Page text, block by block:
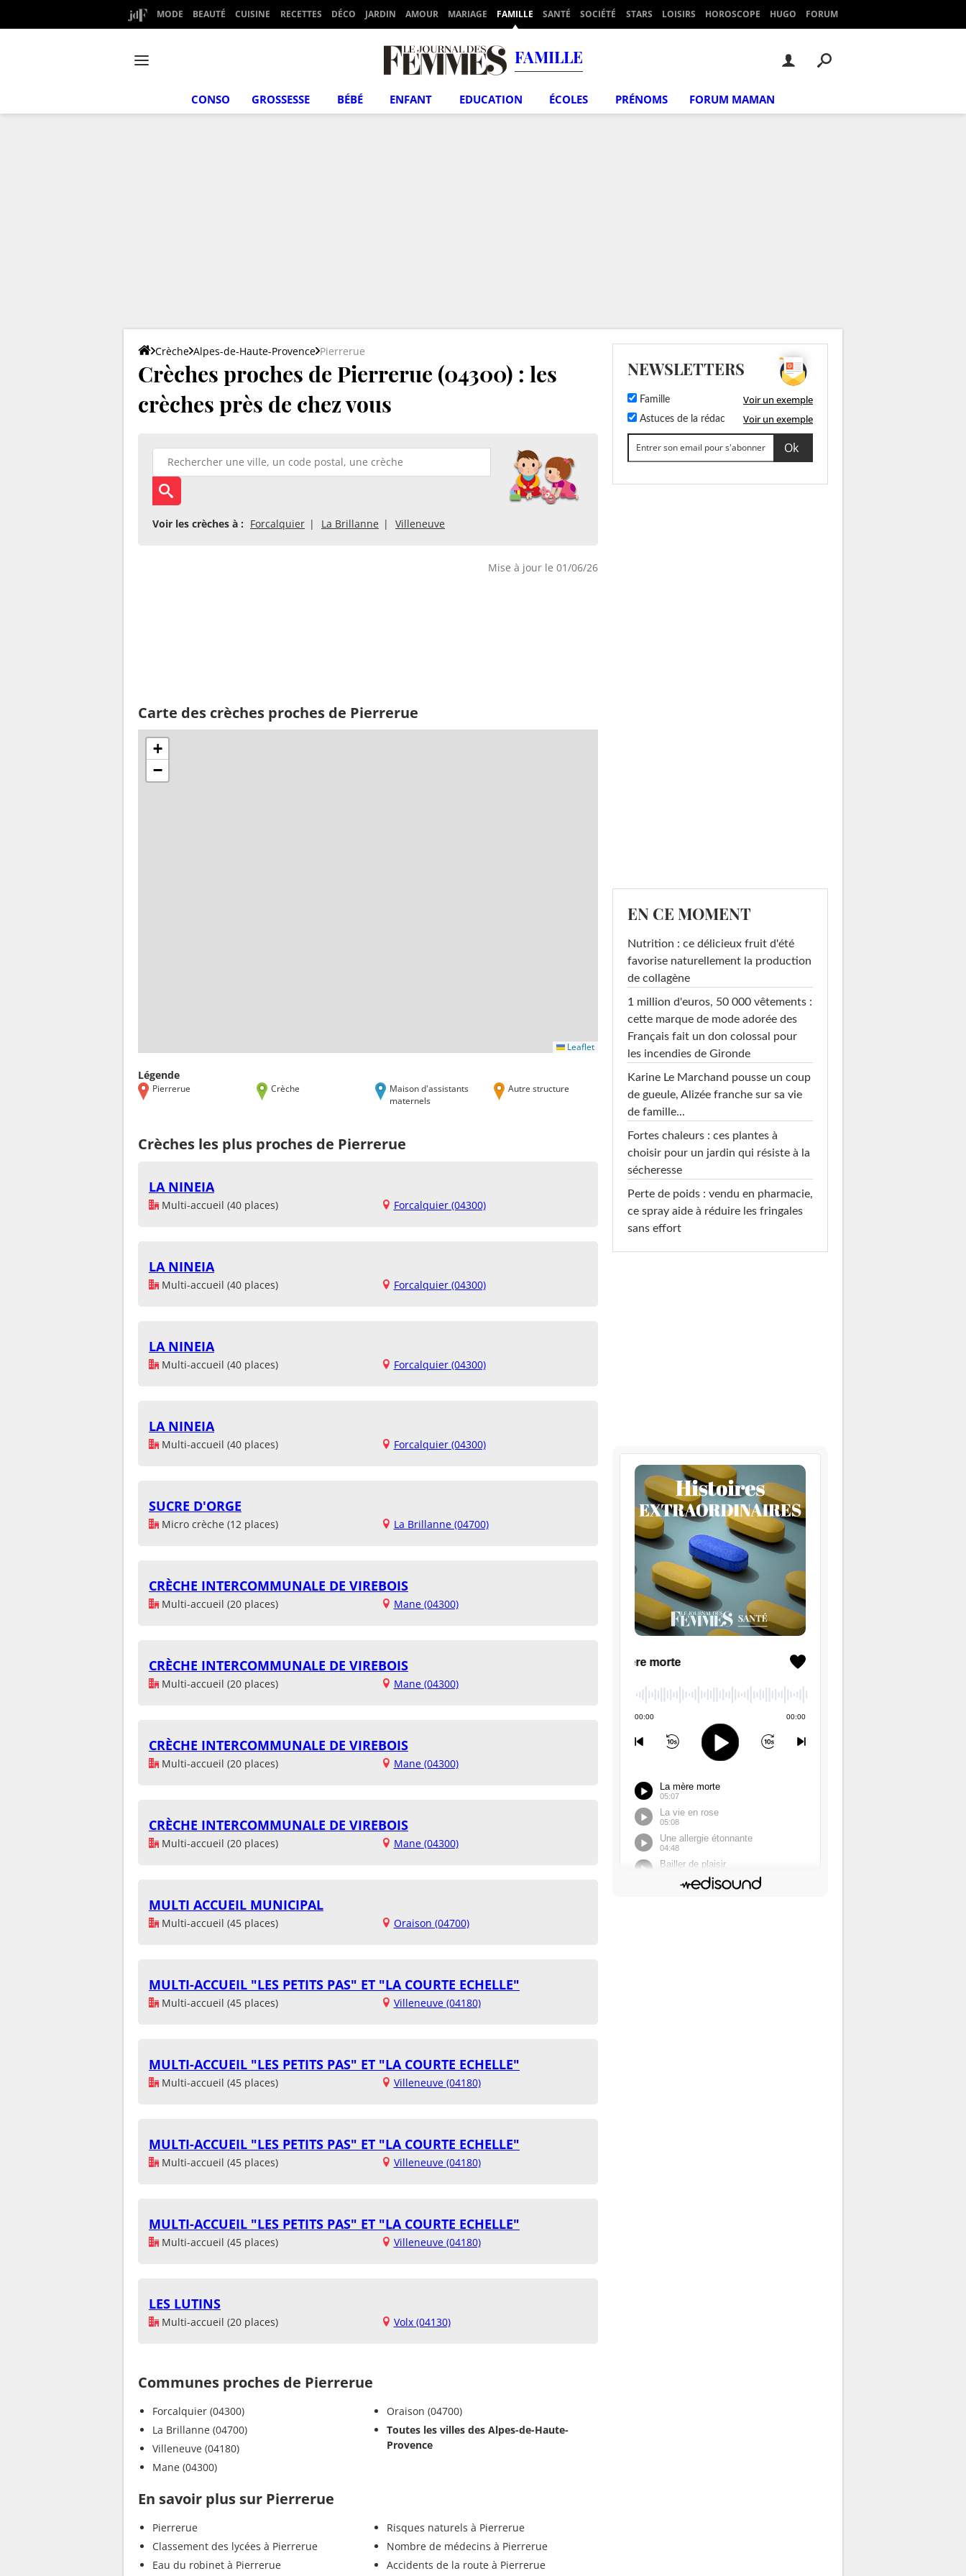
MODE BEAUTÉ CUISINE RECETTES DÉCO JARDIN AMOUR MARIAGE FAMILLE SANTÉ SOCIÉTÉ STARS LOISIRS HOROSCOPE HUGO FORUM
FAMILLE
CONSO GROSSESSE BÉBÉ ENFANT EDUCATION ÉCOLES PRÉNOMS FORUM MAMAN
Crèche Alpes-de-Haute-Provence Pierrerue
Crèches proches de Pierrerue (04300) : les
crèches près de chez vous
Voir les crèches à : Forcalquier La Brillanne Villeneuve
Mise à jour le 01/06/26
Carte des crèches proches de Pierrerue
+
−
Leaflet
Légende
Pierrerue Crèche
Maison d'assistants
maternels
Autre structure
Crèches les plus proches de Pierrerue
LA NINEIA
Multi-accueil (40 places) Forcalquier (04300)
LA NINEIA
Multi-accueil (40 places) Forcalquier (04300)
LA NINEIA
Multi-accueil (40 places) Forcalquier (04300)
LA NINEIA
Multi-accueil (40 places) Forcalquier (04300)
SUCRE D'ORGE
Micro crèche (12 places) La Brillanne (04700)
CRÈCHE INTERCOMMUNALE DE VIREBOIS
Multi-accueil (20 places) Mane (04300)
CRÈCHE INTERCOMMUNALE DE VIREBOIS
Multi-accueil (20 places) Mane (04300)
CRÈCHE INTERCOMMUNALE DE VIREBOIS
Multi-accueil (20 places) Mane (04300)
CRÈCHE INTERCOMMUNALE DE VIREBOIS
Multi-accueil (20 places) Mane (04300)
MULTI ACCUEIL MUNICIPAL
Multi-accueil (45 places) Oraison (04700)
MULTI-ACCUEIL "LES PETITS PAS" ET "LA COURTE ECHELLE"
Multi-accueil (45 places) Villeneuve (04180)
MULTI-ACCUEIL "LES PETITS PAS" ET "LA COURTE ECHELLE"
Multi-accueil (45 places) Villeneuve (04180)
MULTI-ACCUEIL "LES PETITS PAS" ET "LA COURTE ECHELLE"
Multi-accueil (45 places) Villeneuve (04180)
MULTI-ACCUEIL "LES PETITS PAS" ET "LA COURTE ECHELLE"
Multi-accueil (45 places) Villeneuve (04180)
LES LUTINS
Multi-accueil (20 places) Volx (04130)
Communes proches de Pierrerue
Forcalquier (04300)
La Brillanne (04700)
Villeneuve (04180)
Mane (04300)
Oraison (04700)
Toutes les villes des Alpes-de-Haute-
Provence
En savoir plus sur Pierrerue
Pierrerue
Classement des lycées à Pierrerue
Eau du robinet à Pierrerue
Risques naturels à Pierrerue
Nombre de médecins à Pierrerue
Accidents de la route à Pierrerue
NEWSLETTERS
Famille Voir un exemple
Astuces de la rédac Voir un exemple
EN CE MOMENT
Nutrition : ce délicieux fruit d'été
favorise naturellement la production
de collagène
1 million d'euros, 50 000 vêtements :
cette marque de mode adorée des
Français fait un don colossal pour
les incendies de Gironde
Karine Le Marchand pousse un coup
de gueule, Alizée franche sur sa vie
de famille...
Fortes chaleurs : ces plantes à
choisir pour un jardin qui résiste à la
sécheresse
Perte de poids : vendu en pharmacie,
ce spray aide à réduire les fringales
sans effort